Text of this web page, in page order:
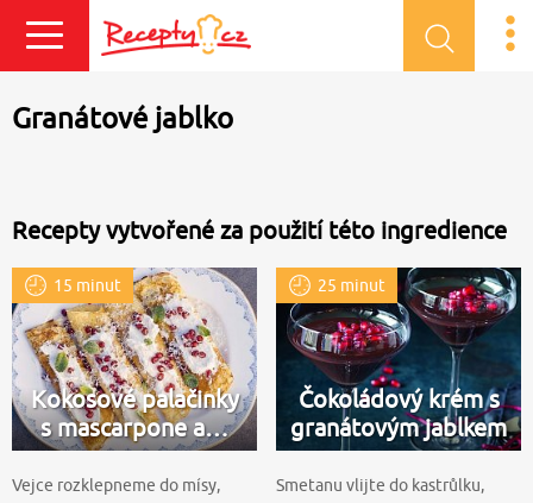
Přihlásit se
Granátové jablko
Recepty vytvořené za použití této ingredience
15 minut
Kokosové palačinky
s mascarpone a…
Vejce rozklepneme do mísy,
25 minut
Čokoládový krém s
granátovým jablkem
Smetanu vlijte do kastrůlku,